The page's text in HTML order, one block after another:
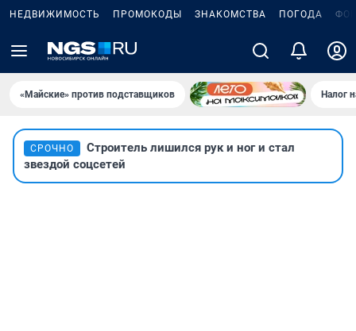
НЕДВИЖИМОСТЬ ПРОМОКОДЫ ЗНАКОМСТВА ПОГОДА
«Майские» против подставщиков Налог
СРОЧНО
Строитель лишился рук и ног и стал
звездой соцсетей